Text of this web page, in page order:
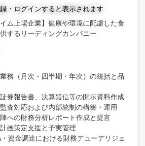
・ログインすると表示されます
イム上場企業】健康や環境に配慮した食
するリーディングカンパニー
業務（月次・四半期・年次）の統括と品
証券報告書、決算短信等の開示資料作成
監査対応および内部統制の構築・運用
陣への財務分析レポート作成と提言
計画策定支援と予実管理
・資金調達における財務デューデリジェ